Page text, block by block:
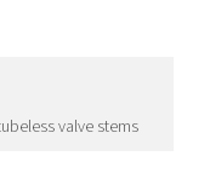
valve stems